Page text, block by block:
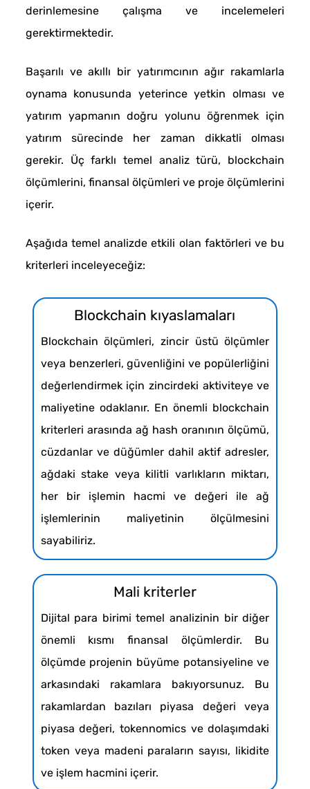
derinlemesine çalışma ve incelemeleri
gerektirmektedir.
Başarılı ve akıllı bir yatırımcının ağır rakamlarla
oynama konusunda yeterince yetkin olması ve
yatırım yapmanın doğru yolunu öğrenmek için
yatırım sürecinde her zaman dikkatli olması
gerekir. Üç farklı temel analiz türü, blockchain
ölçümlerini, finansal ölçümleri ve proje ölçümlerini
içerir.
Aşağıda temel analizde etkili olan faktörleri ve bu
kriterleri inceleyeceğiz:
Blockchain kıyaslamaları
Blockchain ölçümleri, zincir üstü ölçümler
veya benzerleri, güvenliğini ve popülerliğini
değerlendirmek için zincirdeki aktiviteye ve
maliyetine odaklanır. En önemli blockchain
kriterleri arasında ağ hash oranının ölçümü,
cüzdanlar ve düğümler dahil aktif adresler,
ağdaki stake veya kilitli varlıkların miktarı,
her bir işlemin hacmi ve değeri ile ağ
işlemlerinin maliyetinin ölçülmesini
sayabiliriz.
Mali kriterler
Dijital para birimi temel analizinin bir diğer
önemli kısmı finansal ölçümlerdir. Bu
ölçümde projenin büyüme potansiyeline ve
arkasındaki rakamlara bakıyorsunuz. Bu
rakamlardan bazıları piyasa değeri veya
piyasa değeri, tokennomics ve dolaşımdaki
token veya madeni paraların sayısı, likidite
ve işlem hacmini içerir.